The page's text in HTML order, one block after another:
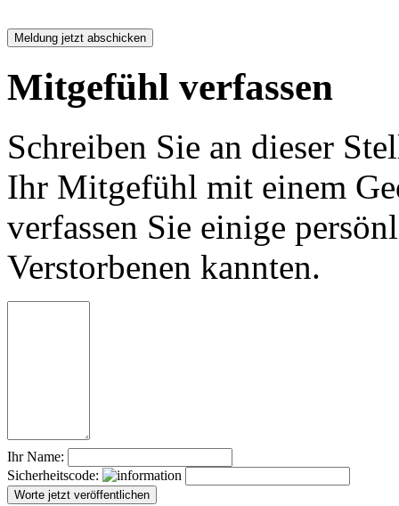
Mitgefühl verfassen
Schreiben Sie an dieser
Ihr Mitgefühl mit einem
verfassen Sie einige
Verstorbenen kannten.
Ihr Name:
Sicherheitscode: